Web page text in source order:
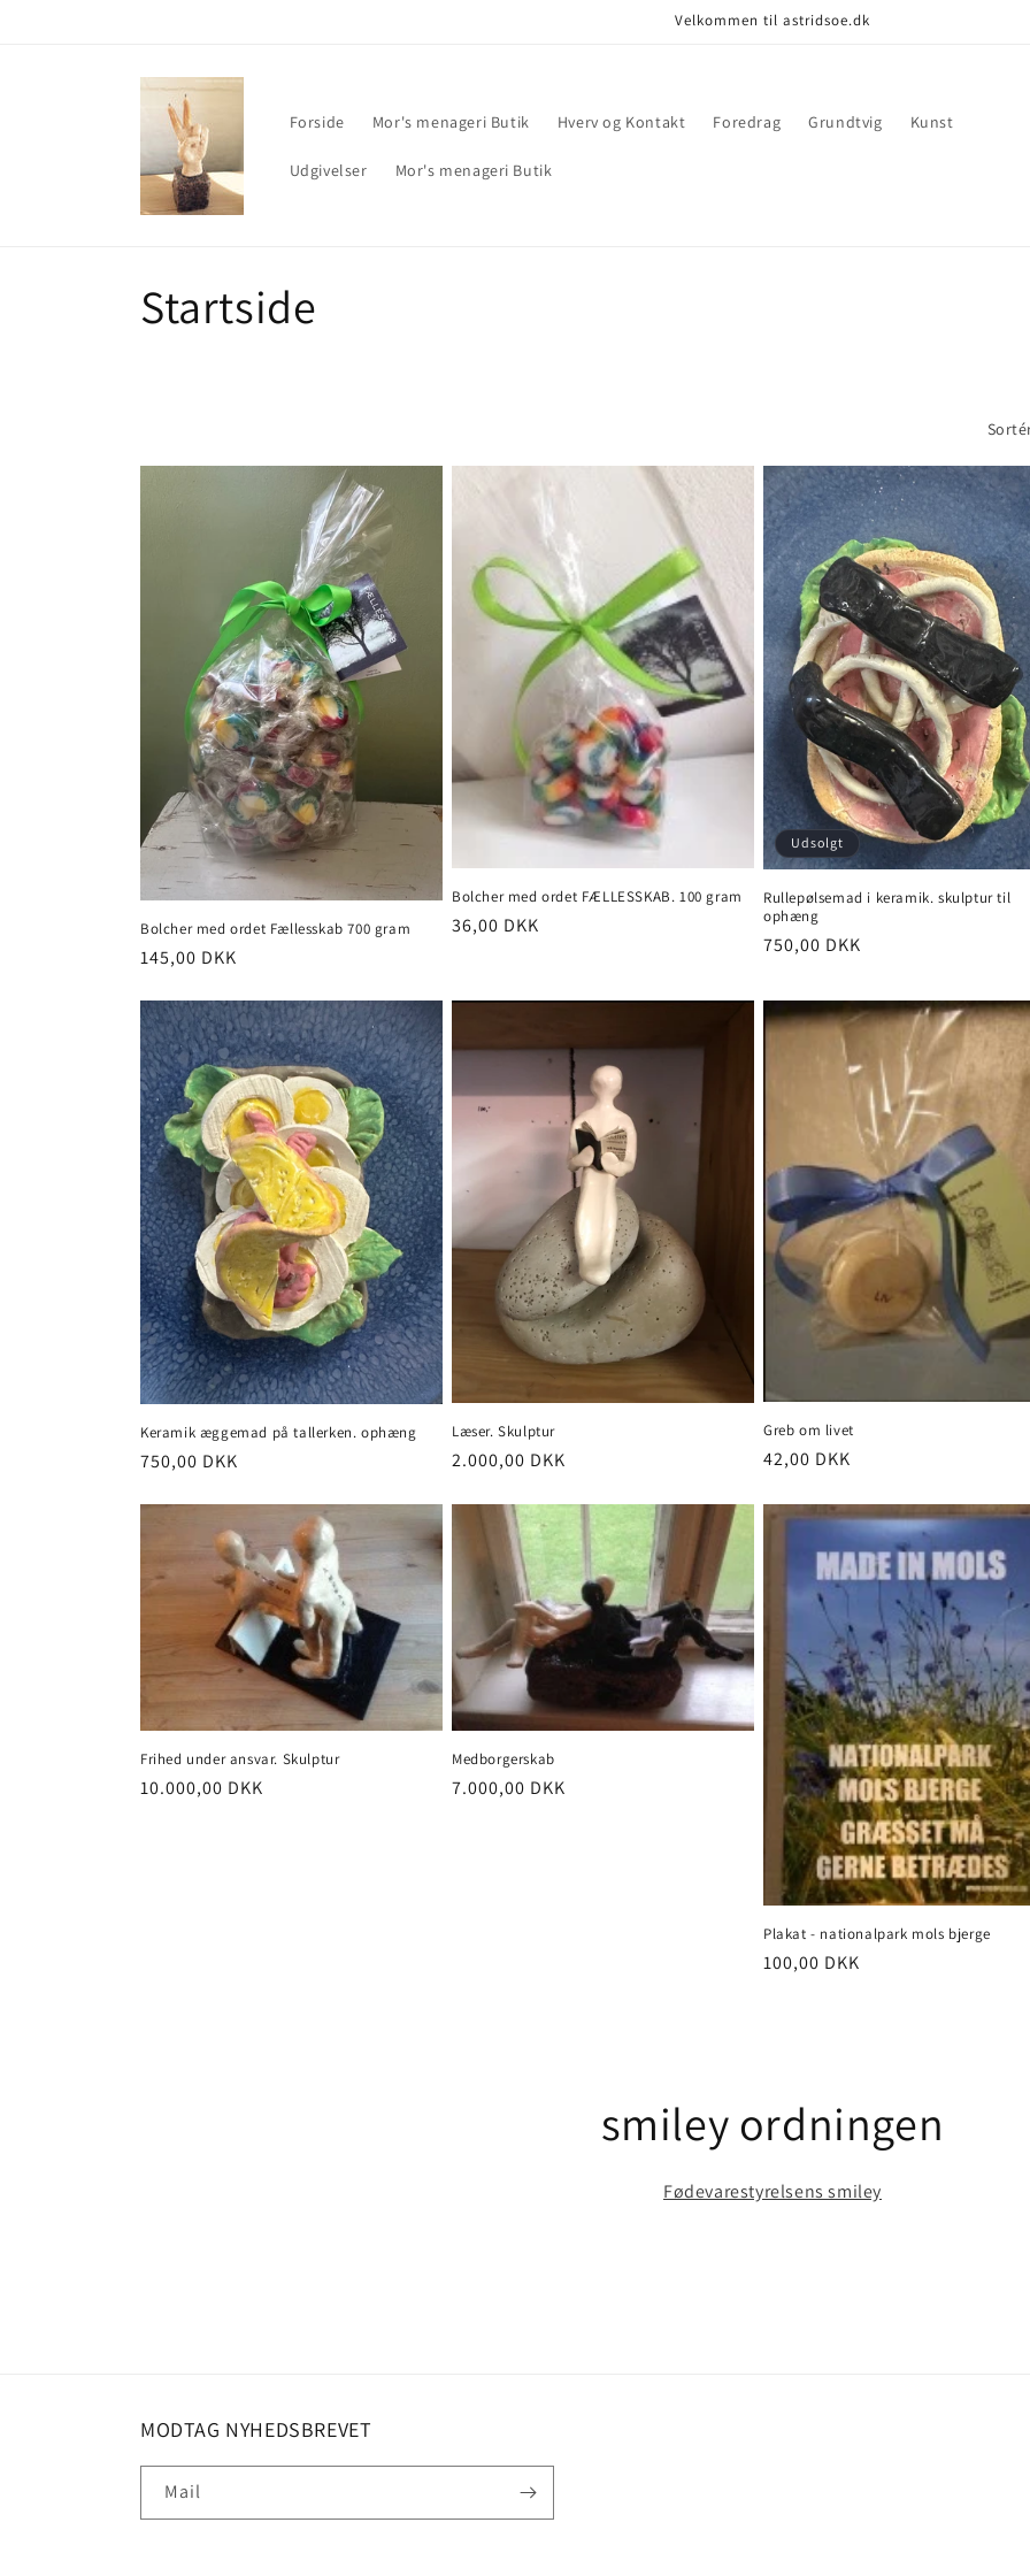
Velkommen til astridsoe.dk
Forside Mor's menageri Butik Hverv og Kontakt Foredrag Grundtvig Kunst
Udgivelser Mor's menageri Butik
K
l
n
:
Startside
Bolcher med ordet Fællesskab 700 gram
Normalpris
145,00 DKK
Bolcher med ordet FÆLLESSKAB. 100 gram
Normalpris
36,00 DKK
Udsolgt
Rullepølsemad i keramik. skulptur til
ophæng
Normalpris
750,00 DKK
Keramik æggemad på tallerken. ophæng
Normalpris
750,00 DKK
Læser. Skulptur
Normalpris
2.000,00 DKK
Greb om livet
Normalpris
42,00 DKK
Frihed under ansvar. Skulptur
Normalpris
10.000,00 DKK
Medborgerskab
Normalpris
7.000,00 DKK
Plakat - nationalpark mols bjerge
Normalpris
100,00 DKK
smiley ordningen
Fødevarestyrelsens smiley
MODTAG NYHEDSBREVET
Mail